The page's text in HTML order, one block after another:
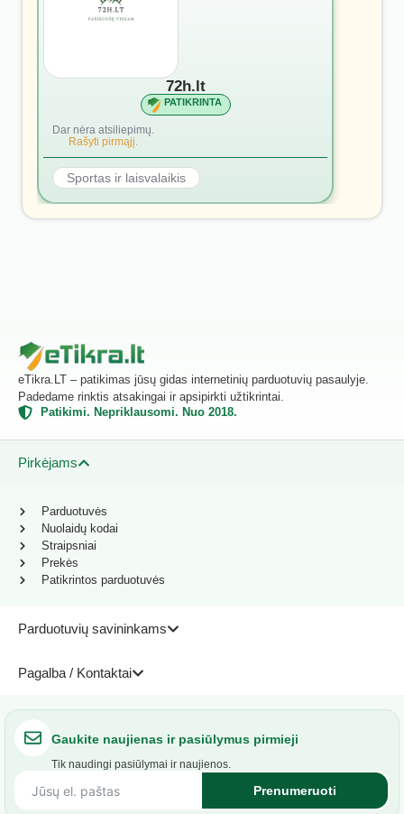
72h.lt
PATIKRINTA
Dar nėra atsiliepimų.
Rašyti pirmąjį.
Sportas ir laisvalaikis
eTikra.LT – patikimas jūsų gidas internetinių parduotuvių pasaulyje.
Padedame rinktis atsakingai ir apsipirkti užtikrintai.
Patikimi. Nepriklausomi. Nuo 2018.
Pirkėjams
Parduotuvių savininkams
Pagalba / Kontaktai
Parduotuvės
Nuolaidų kodai
Straipsniai
Prekės
Patikrintos parduotuvės
Gaukite naujienas ir pasiūlymus pirmieji
Tik naudingi pasiūlymai ir naujienos.
Prenumeruoti